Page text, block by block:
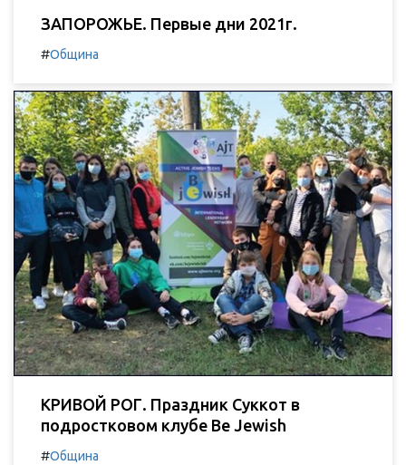
ЗАПОРОЖЬЕ. Первые дни 2021г.
#Община
КРИВОЙ РОГ. Праздник Суккот в
подростковом клубе Be Jewish
#Община